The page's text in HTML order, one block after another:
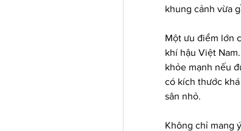
khung cảnh vừa
Một ưu điểm lớn
khí hậu Việt
khỏe mạnh nếu
có kích thước
sân nhỏ.
Không chỉ mang